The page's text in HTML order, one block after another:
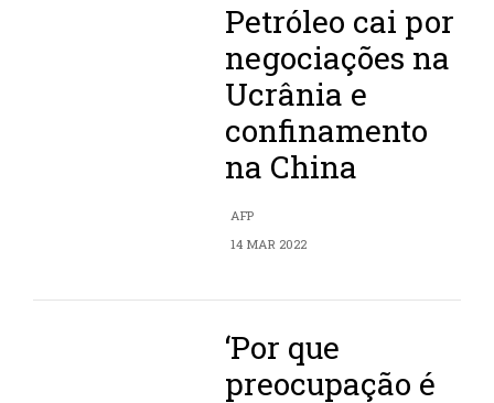
Petróleo cai por
negociações na
Ucrânia e
confinamento
na China
AFP
14 MAR 2022
‘Por que
preocupação é